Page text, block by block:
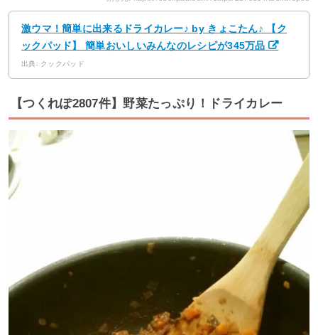
激ウマ！簡単に出来るドライカレー♪ by きょこたん♪ 【ク
ックパッド】 簡単おいしいみんなのレシピが345万品
出典: クックパッド
【つくれぽ2807件】野菜たっぷり！ドライカレー